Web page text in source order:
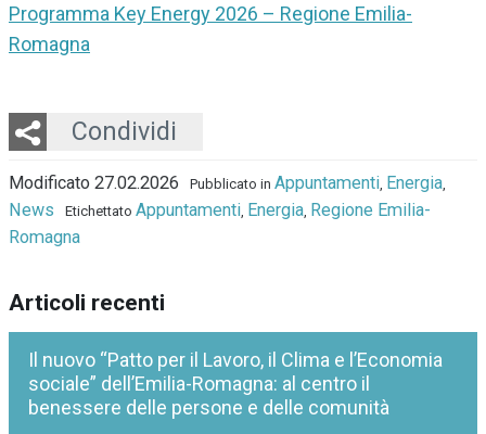
Programma Key Energy 2026 – Regione Emilia-
Romagna
Condividi
Twitter
LinkedIn
Email
Whatsapp
Modificato 27.02.2026 Pubblicato in Appuntamenti, Energia,
News Etichettato Appuntamenti, Energia, Regione Emilia-
Romagna
Articoli recenti
Il nuovo “Patto per il Lavoro, il Clima e l’Economia
sociale” dell’Emilia-Romagna: al centro il
benessere delle persone e delle comunità